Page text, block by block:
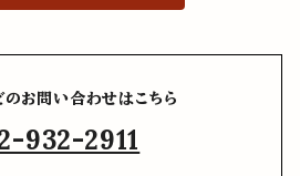
のお問い合わせはこちら
932-2911